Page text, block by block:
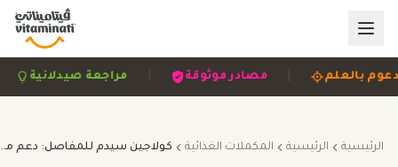
مراجعة صيدلانية | مصادر موثوقة | مدعوم بالعلم
الرئيسية الرئيسية المكملات الغذائية كولاجين سيدم للمفاصل: دعم